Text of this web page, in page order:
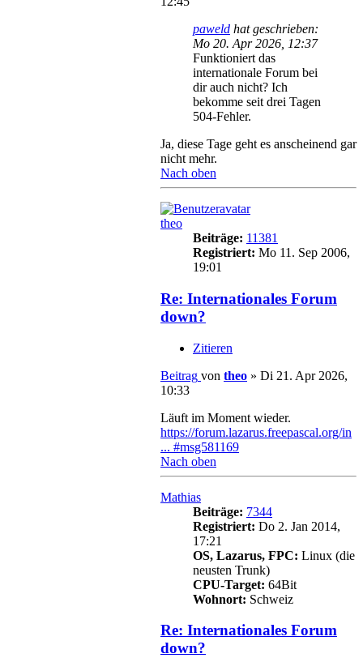
paweld hat geschrieben:
Mo 20. Apr 2026, 12:37
Funktioniert das
internationale Forum bei
dir auch nicht? Ich
bekomme seit drei Tagen
504-Fehler.
Ja, diese Tage geht es anscheinend gar
nicht mehr.
Nach oben
theo
Beiträge: 11381
Registriert: Mo 11. Sep 2006,
19:01
Re: Internationales Forum
down?
Zitieren
Beitrag von theo » Di 21. Apr 2026,
10:33
Läuft im Moment wieder.
https://forum.lazarus.freepascal.org/in
... #msg581169
Nach oben
Mathias
Beiträge: 7344
Registriert: Do 2. Jan 2014,
17:21
OS, Lazarus, FPC: Linux (die
neusten Trunk)
CPU-Target: 64Bit
Wohnort: Schweiz
Re: Internationales Forum
down?